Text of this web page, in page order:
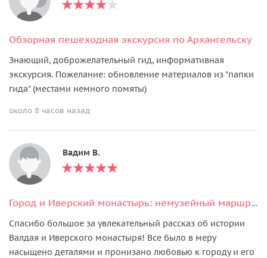
Обзорная пешеходная экскурсия по Архангельску
Знающий, доброжелательный гид, информативная
экскурсия. Пожелание: обновление материалов из "папки
гида" (местами немного помяты)
около 8 часов назад
Вадим В.
Город и Иверский монастырь: немузейный маршрут по Валдаю
Спасибо большое за увлекательный рассказ об истории
Валдая и Иверского монастыря! Все было в меру
насыщено деталями и пронизано любовью к городу и его